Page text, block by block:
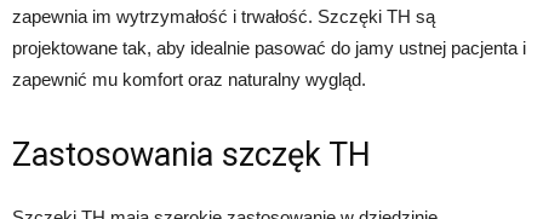
zapewnia im wytrzymałość i trwałość. Szczęki TH są
projektowane tak, aby idealnie pasować do jamy ustnej pacjenta i
zapewnić mu komfort oraz naturalny wygląd.
Zastosowania szczęk TH